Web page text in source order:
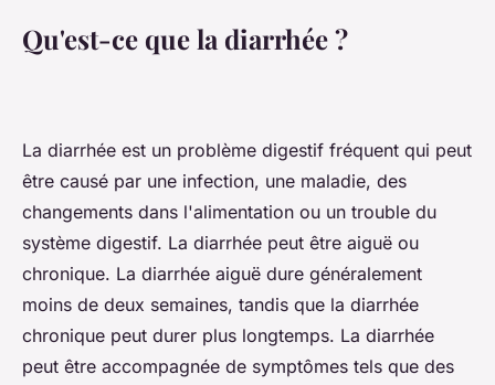
Qu'est-ce que la diarrhée ?
La diarrhée est un problème digestif fréquent qui peut
être causé par une infection, une maladie, des
changements dans l'alimentation ou un trouble du
système digestif. La diarrhée peut être aiguë ou
chronique. La diarrhée aiguë dure généralement
moins de deux semaines, tandis que la diarrhée
chronique peut durer plus longtemps. La diarrhée
peut être accompagnée de symptômes tels que des